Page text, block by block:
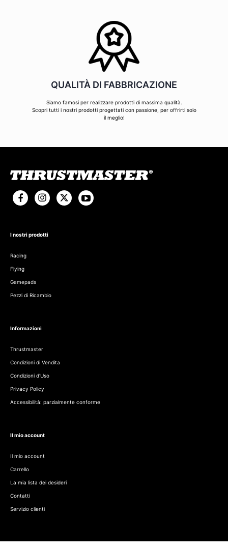
QUALITÀ DI FABBRICAZIONE
Siamo famosi per realizzare prodotti di massima qualità.
Scopri tutti i nostri prodotti progettati con passione, per offrirti solo
il meglio!
I nostri prodotti
Racing
Flying
Gamepads
Pezzi di Ricambio
Informazioni
Thrustmaster
Condizioni di Vendita
Condizioni d'Uso
Privacy Policy
Accessibilità: parzialmente conforme
Il mio account
Il mio account
Carrello
La mia lista dei desideri
Contatti
Servizio clienti